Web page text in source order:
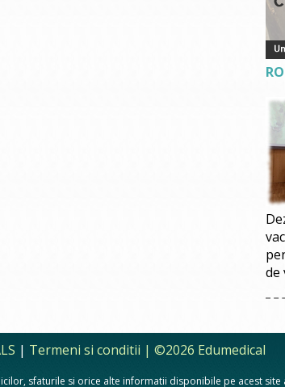
de
| Termeni si conditii | ©2026 Edumedical
sfaturile si orice alte informatii disponibile pe acest